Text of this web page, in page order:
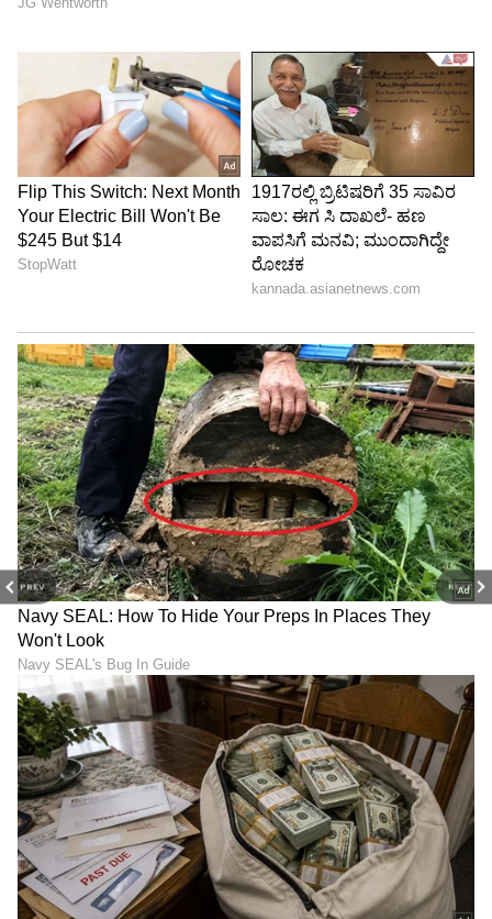
PREV NEXT
ಶ್ರೀಧರ, ಡಾ ಅಂಬಿಕಾ, ಡಾ ವೀಣಾ,‌ ಜೆಡಿಎಸ್ ಪಕ್ಷದ
ಅಧ್ಯಕ್ಷರಾದ ಮಲ್ಲಿಕಾರ್ಜುನ್ ಪಾಟೀಲ ಬಲ್ಲಟಗಿ,
ಮುಖಂಡರಾದ ರಾಜಾ ದೇವರಾಜ ನಾಯಕ
ವಕೀಲ,ಹಂಪನಗೌಡ ನೀರಮಾನವಿ ,ಗೋಪಾಲ್ ನಾಯಕ
ಹರವಿ, ಪೋಮಣ್ಣ ಹರವಿ, ಹನುಮಂತ ಕೋಳಿ
ಕ್ಯಾಂಪ್,ಅಮರೇಶ ಕೋಳಿ ಕ್ಯಾಂಪ್, ಬಸವರಾಜ ಕೋಳಿ
ಕ್ಯಾಂಪ್,ಗ್ರಾಮ ಪಂಚಾಯತಿ ಅಭಿವೃದ್ಧಿ ಅಧಿಕಾರಿಗಳು,
ಆರೋಗ್ಯ ಇಲಾಖೆಯ ಸಿಬ್ಬಂದಿ, ಅಂಗನವಾಡಿ ಶಿಕ್ಷಕರು,ಅಶಾ